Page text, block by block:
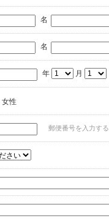
名
名
年 月
女性
郵便番号を入力す